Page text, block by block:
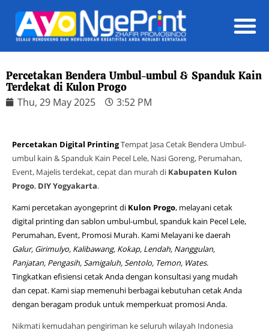
Percetakan Bendera Umbul-umbul & Spanduk Kain
Terdekat di Kulon Progo
Thu, 29 May 2025 3:52 PM
Percetakan Digital PrintingTempat Jasa Cetak Bendera Umbul-
umbul kain & Spanduk Kain Pecel Lele, Nasi Goreng, Perumahan,
Event, Majelis terdekat, cepat dan murah di Kabupaten Kulon
Progo, DIY Yogyakarta.
Kami percetakan ayongeprint di Kulon Progo, melayani cetak
digital printing dan sablon umbul-umbul, spanduk kain Pecel Lele,
Perumahan, Event, Promosi Murah. Kami Melayani ke daerah
Galur, Girimulyo, Kalibawang, Kokap, Lendah, Nanggulan,
Panjatan, Pengasih, Samigaluh, Sentolo, Temon, Wates.
Tingkatkan efisiensi cetak Anda dengan konsultasi yang mudah
dan cepat. Kami siap memenuhi berbagai kebutuhan cetak Anda
dengan beragam produk untuk memperkuat promosi Anda.
Nikmati kemudahan pengiriman ke seluruh wilayah Indonesia